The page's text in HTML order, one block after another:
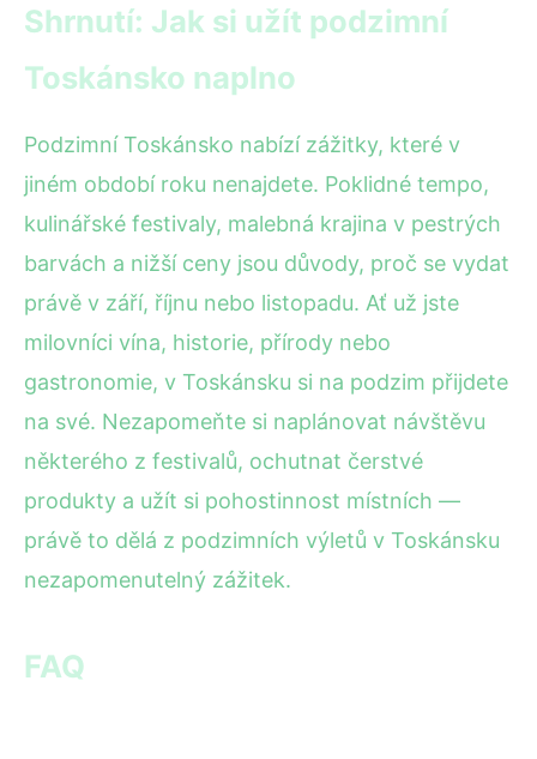
Shrnutí: Jak si užít podzimní
Toskánsko naplno
Podzimní Toskánsko nabízí zážitky, které v
jiném období roku nenajdete. Poklidné tempo,
kulinářské festivaly, malebná krajina v pestrých
barvách a nižší ceny jsou důvody, proč se vydat
právě v září, říjnu nebo listopadu. Ať už jste
milovníci vína, historie, přírody nebo
gastronomie, v Toskánsku si na podzim přijdete
na své. Nezapomeňte si naplánovat návštěvu
některého z festivalů, ochutnat čerstvé
produkty a užít si pohostinnost místních —
právě to dělá z podzimních výletů v Toskánsku
nezapomenutelný zážitek.
FAQ